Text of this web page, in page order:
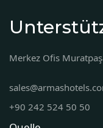
Merkez Ofis
+90 242 524 50 50